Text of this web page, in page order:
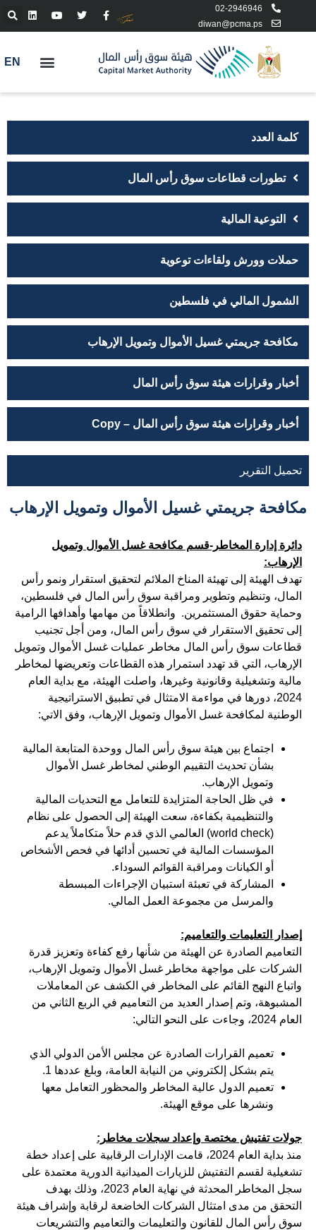
02-2946946
diwan@pcma.ps
EN
كلمة العدد
تطورات قطاعات سوق رأس المال
التوعية المالية
حملات وورش ولقاءات توعوية
الشمول المالي في فلسطين
مكافحة جريمتي غسيل الأموال وتمويل الإرهاب
أخبار وقرارات هيئة سوق رأس المال
أخبار وقرارات هيئة سوق رأس المال – Copy
تحميل التقرير
مكافحة جريمتي غسيل الأموال وتمويل الإرهاب
دائرة إدارة المخاطر-قسم مكافحة غسل الأموال وتمويل
الإرهاب:
تهدف الهيئة إلى تهيئة المناخ الملائم لتحقيق استقرار ونمو رأس
المال، وتنظيم وتطوير ومراقبة سوق رأس المال في فلسطين،
وحماية حقوق المستثمرين. وانطلاقاً من مهامها وأهدافها الرامية
إلى تحقيق الاستقرار في سوق رأس المال، ومن أجل تجنيب
قطاعات سوق رأس المال مخاطر عمليات غسل الأموال وتمويل
الإرهاب، التي قد تهدد استمرار هذه القطاعات وتعريضها لمخاطر
مالية وتشغيلية وقانونية وغيرها، واصلت الهيئة، مع بداية العام
2024، دورها في مواءمة الامتثال في تطبيق الاستراتيجية
الوطنية لمكافحة غسل الأموال وتمويل الإرهاب، وفق الاتي:
اجتماع بين هيئة سوق رأس المال ووحدة المتابعة المالية
بشأن تحديث التقييم الوطني لمخاطر غسل الأموال
وتمويل الإرهاب.
في ظل الحاجة المتزايدة للتعامل مع التحديات المالية
والتنظيمية بكفاءة، سعت الهيئة إلى الحصول على نظام
(world check) العالمي الذي قدم حلاً متكاملاً يدعم
المؤسسات المالية في تحسين أدائها في فحص الأشخاص
أو الكيانات ومراقبة القوائم السوداء.
المشاركة في تعبئة استبيان الإجراءات المبسطة
والمرسل من مجموعة العمل المالي.
إصدار التعليمات والتعاميم:
التعاميم الصادرة عن الهيئة من شأنها رفع كفاءة وتعزيز قدرة
الشركات على مواجهة مخاطر غسل الأموال وتمويل الإرهاب،
واتباع النهج القائم على المخاطر في الكشف عن المعاملات
المشبوهة، وتم إصدار العديد من التعاميم في الربع الثاني من
العام 2024، وجاءت على النحو التالي:
تعميم القرارات الصادرة عن مجلس الأمن الدولي الذي
يتم بشكل إلكتروني من النيابة العامة، وبلغ عددها 1.
تعميم الدول عالية المخاطر والمحظور التعامل معها
ونشرها على موقع الهيئة.
جولات تفتيش مختصة وإعداد سجلات مخاطر:
منذ بداية العام 2024، قامت الإدارات الرقابية على إعداد خطة
تشغيلية لقسم التفتيش للزيارات الميدانية الدورية معتمدة على
سجل المخاطر المحدثة في نهاية العام 2023، وذلك بهدف
التحقق من مدى امتثال الشركات الخاضعة لرقابة وإشراف هيئة
سوق رأس المال للقانون والتعليمات والتعاميم والتشريعات